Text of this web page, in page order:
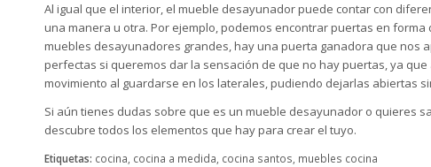
Al igual que el interior, el mueble desayunador puede contar con
una manera u otra. Por ejemplo, podemos encontrar puertas en
muebles desayunadores grandes, hay una puerta ganadora que nos
perfectas si queremos dar la sensación de que no hay puertas, ya
movimiento al guardarse en los laterales, pudiendo dejarlas abiertas
Si aún tienes dudas sobre que es un mueble desayunador o quieres
descubre todos los elementos que hay para crear el tuyo.
Etiquetas: cocina, cocina a medida, cocina santos, muebles cocina